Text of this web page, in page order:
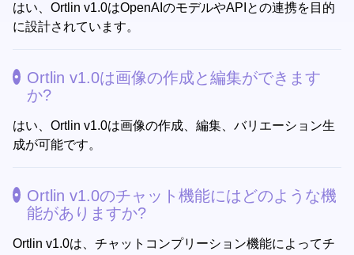
はい、Ortlin v1.0はOpenAIのモデルやAPIとの連携を目的
に設計されています。
Ortlin v1.0は画像の作成と編集ができます
か?
はい、Ortlin v1.0は画像の作成、編集、バリエーション生
成が可能です。
Ortlin v1.0のチャット機能にはどのような機
能がありますか?
Ortlin v1.0は、チャットコンプリーション機能によってチ